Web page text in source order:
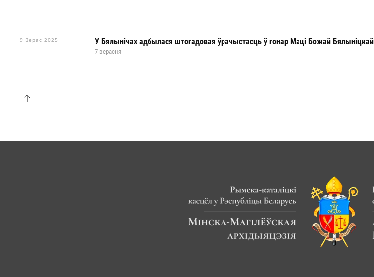
9 Верас 2025 У Бялынічах адбылася штогадовая ўрачыстасць ў гонар Маці Божай Бялыніцкай
7 верасня